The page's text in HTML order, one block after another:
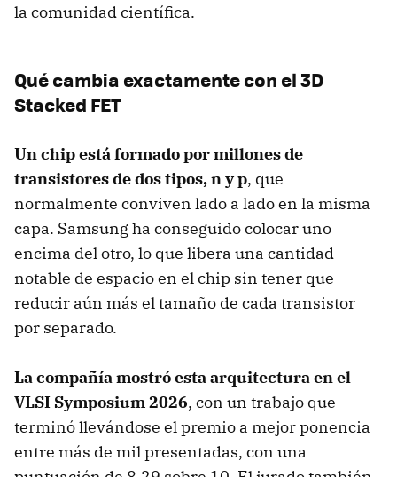
la comunidad científica.
Qué cambia exactamente con el 3D
Stacked FET
Un chip está formado por millones de
transistores de dos tipos, n y p, que
normalmente conviven lado a lado en la misma
capa. Samsung ha conseguido colocar uno
encima del otro, lo que libera una cantidad
notable de espacio en el chip sin tener que
reducir aún más el tamaño de cada transistor
por separado.
La compañía mostró esta arquitectura en el
VLSI Symposium 2026, con un trabajo que
terminó llevándose el premio a mejor ponencia
entre más de mil presentadas, con una